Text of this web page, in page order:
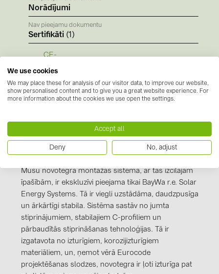
LEADER (6)
LONGi Solar (5)
NOVOTEGRA (315)
PYLONTECH (19)
SolarEdge (2)
Solis (63)
Stäubli (2)
TIGO (4)
Trina Solar (6)
Victron Energy B.V. (2)
WHES (5)
Norādījumi
Nav pieejamu dokumentu
Sertifikāti (1)
CE-
Informācija par ražotāju
Mūsu novotegra montāžas sistēma, ar tās izcilajām
īpašībām, ir ekskluzīvi pieejama tikai BayWa r.e. Solar
Energy Systems. Tā ir viegli uzstādāma, daudzpusīga
un ārkārtīgi stabila. Sistēma sastāv no jumta
stiprinājumiem, stabilajiem C-profiliem un
pārbaudītās stiprināšanas tehnoloģijas. Tā ir
izgatavota no izturīgiem, korozijizturīgiem
materiāliem, un, ņemot vērā Eurocode
projektēšanas slodzes, novotegra ir ļoti izturīga pat
We use cookies
We may place these for analysis of our visitor data, to improve our website,
show personalised content and to give you a great website experience. For
more information about the cookies we use open the settings.
Accept all
Deny No, adjust